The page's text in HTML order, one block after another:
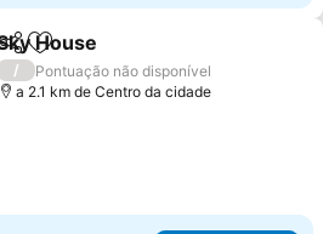
Adicionar aos favoritos
House
/
Pontuação não disponível
a 2.1 km de Centro da cidade